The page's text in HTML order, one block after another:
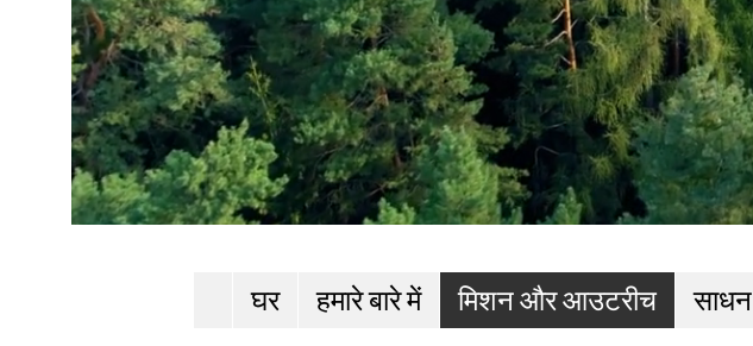
घर हमारे बारे में मिशन और आउटरीच साधन